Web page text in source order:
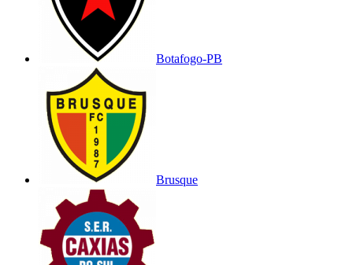
Botafogo-PB
Brusque